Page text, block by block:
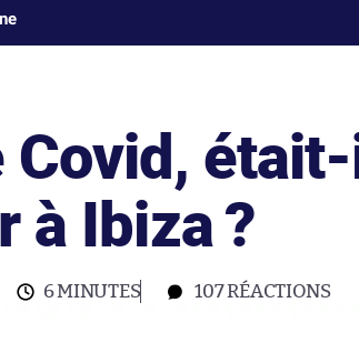
Covid,
à Ibiza ?
6 MINUTES 107RÉACTIONS